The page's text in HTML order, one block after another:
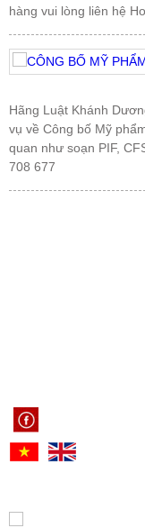
hàng vui lòng liên hệ
Hãng Luật Khánh
vụ về Công bố Mỹ
quan như soạn PIF,
708 677